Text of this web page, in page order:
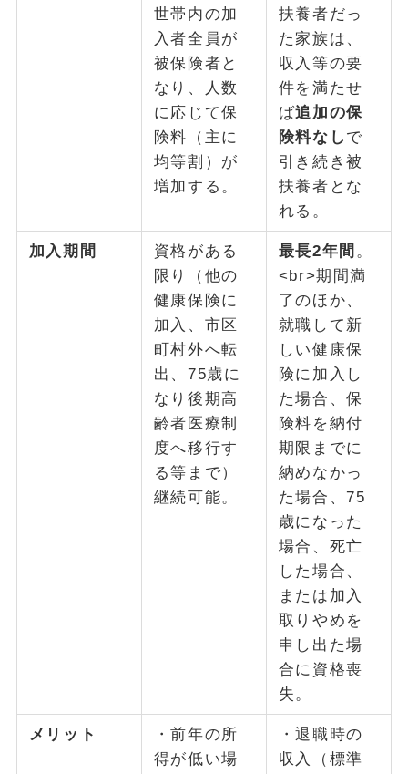
世帯内の加
入者全員が
被保険者と
なり、人数
に応じて保
険料（主に
均等割）が
増加する。
扶養者だっ
た家族は、
収入等の要
件を満たせ
ば追加の保
険料なし で
引き続き被
扶養者とな
れる。
加入期間
資格がある
限り（他の
健康保険に
加入、市区
町村外へ転
出、75歳に
なり後期高
齢者医療制
度へ移行す
る等まで）
継続可能。
最長2年間 。
<br>期間満
了のほか、
就職して新
しい健康保
険に加入し
た場合、保
険料を納付
期限までに
納めなかっ
た場合、75
歳になった
場合、死亡
した場合、
または加入
取りやめを
申し出た場
合に資格喪
失。
メリット
・前年の所
得が低い場
・退職時の
収入（標準